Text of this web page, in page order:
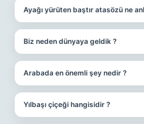
Ayağı yürüten baştır atasözü ne
Biz neden dünyaya geldik ?
Arabada en önemli şey nedir ?
Yılbaşı çiçeği hangisidir ?